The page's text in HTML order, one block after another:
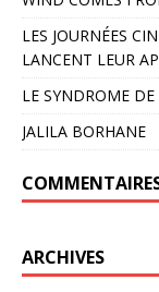
LES JOURNÉES
LANCENT LEUR
LE SYNDROME
JALILA BORHANE
ARCHIVES